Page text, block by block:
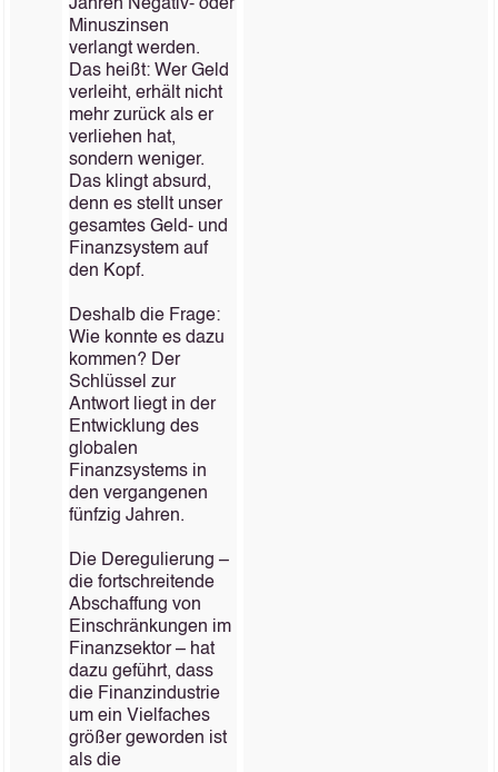
Jahren Negativ- oder
Minuszinsen
verlangt werden.
Das heißt: Wer Geld
verleiht, erhält nicht
mehr zurück als er
verliehen hat,
sondern weniger.
Das klingt absurd,
denn es stellt unser
gesamtes Geld- und
Finanzsystem auf
den Kopf.
Deshalb die Frage:
Wie konnte es dazu
kommen? Der
Schlüssel zur
Antwort liegt in der
Entwicklung des
globalen
Finanzsystems in
den vergangenen
fünfzig Jahren.
Die Deregulierung –
die fortschreitende
Abschaffung von
Einschränkungen im
Finanzsektor – hat
dazu geführt, dass
die Finanzindustrie
um ein Vielfaches
größer geworden ist
als die